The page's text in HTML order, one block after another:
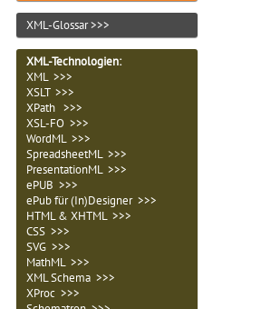
XML-Glossar >>>
XML-Technologien:
XML >>>
XSLT >>>
XPath >>>
XSL-FO >>>
WordML >>>
SpreadsheetML >>>
PresentationML >>>
ePUB >>>
ePub für (In)Designer >>>
HTML & XHTML >>>
CSS >>>
SVG >>>
MathML >>>
XML Schema >>>
XProc >>>